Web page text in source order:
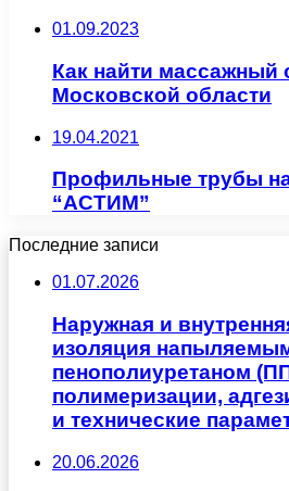
01.09.2023
Как найти массажный
Московской области
19.04.2021
Профильные трубы
“АСТИМ”
Последние записи
01.07.2026
Наружная и
изоляция
пенополиуретаном
полимеризации,
и технические
20.06.2026